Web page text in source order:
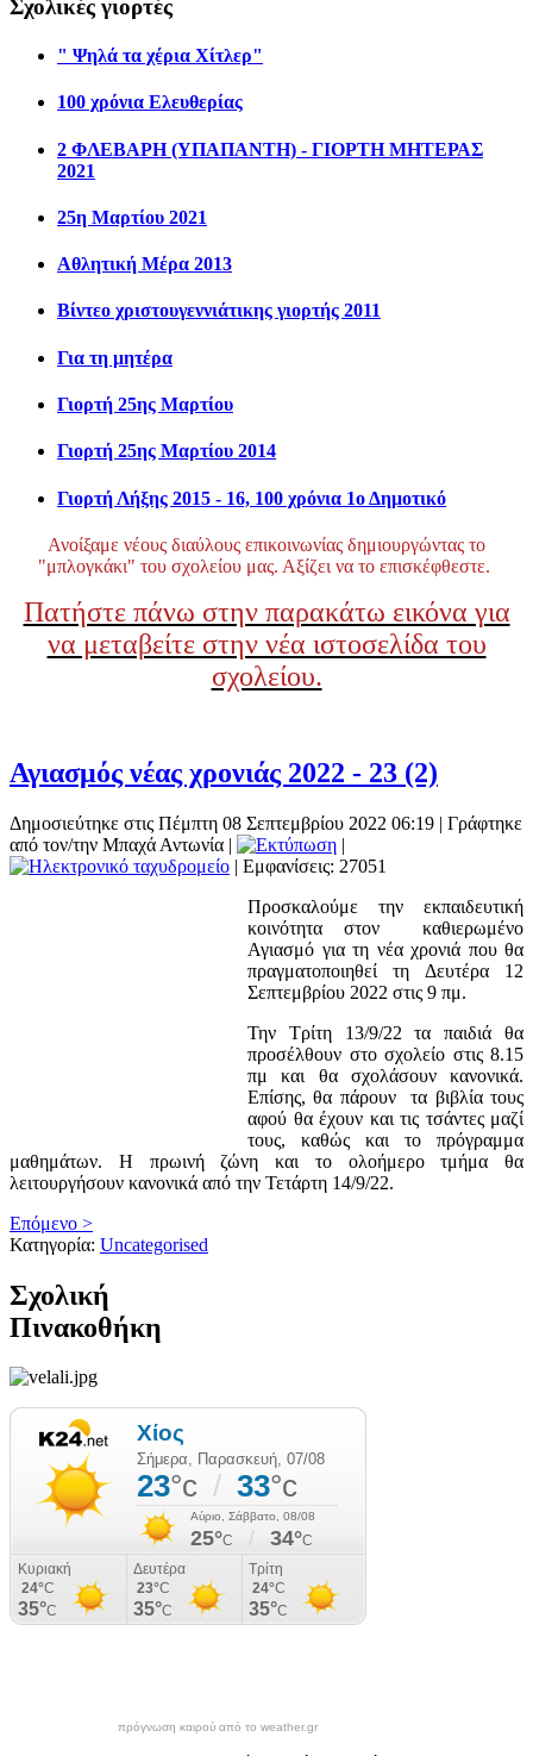
Σχολικές γιορτές
" Ψηλά τα χέρια Χίτλερ"
100 χρόνια Ελευθερίας
2 ΦΛΕΒΑΡΗ (ΥΠΑΠΑΝΤΗ) - ΓΙΟΡΤΗ ΜΗΤΕΡΑΣ
2021
25η Μαρτίου 2021
Αθλητική Μέρα 2013
Βίντεο χριστουγεννιάτικης γιορτής 2011
Για τη μητέρα
Γιορτή 25ης Μαρτίου
Γιορτή 25ης Μαρτίου 2014
Γιορτή Λήξης 2015 - 16, 100 χρόνια 1ο Δημοτικό
Ανοίξαμε νέους διαύλους επικοινωνίας δημιουργώντας το
"μπλογκάκι" του σχολείου μας. Αξίζει να το επισκέφθεστε.
Πατήστε πάνω στην παρακάτω εικόνα για
να μεταβείτε στην νέα ιστοσελίδα του
σχολείου.
Αγιασμός νέας χρονιάς 2022 - 23 (2)
Δημοσιεύτηκε στις Πέμπτη 08 Σεπτεμβρίου 2022 06:19 | Γράφτηκε
από τον/την Μπαχά Αντωνία |
|
| Εμφανίσεις: 27051
Προσκαλούμε την εκπαιδευτική
κοινότητα στον καθιερωμένο
Αγιασμό για τη νέα χρονιά που θα
πραγματοποιηθεί τη Δευτέρα 12
Σεπτεμβρίου 2022 στις 9 πμ.
Την Τρίτη 13/9/22 τα παιδιά θα
προσέλθουν στο σχολείο στις 8.15
πμ και θα σχολάσουν κανονικά.
Επίσης, θα πάρουν τα βιβλία τους
αφού θα έχουν και τις τσάντες μαζί
τους, καθώς και το πρόγραμμα
μαθημάτων. Η πρωινή ζώνη και το ολοήμερο τμήμα θα
λειτουργήσουν κανονικά από την Τετάρτη 14/9/22.
Επόμενο >
Κατηγορία: Uncategorised
Σχολική
Πινακοθήκη
πρόγνωση καιρού από το weather.gr